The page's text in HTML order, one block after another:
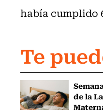
había cumplido
Te
de la